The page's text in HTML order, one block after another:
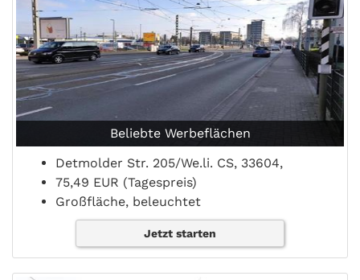
Beliebte Werbeflächen
Detmolder Str. 205/We.li. CS, 33604,
75,49 EUR (Tagespreis)
Großfläche, beleuchtet
Jetzt starten